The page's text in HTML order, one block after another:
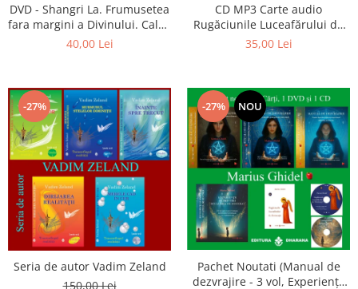
DVD - Shangri La. Frumusetea
fara margini a Divinului. Calea
catre fericire
40,00 Lei
CD MP3 Carte audio
Rugăciunile Luceafărului de
dimineață
35,00 Lei
-27%
Seria de autor Vadim Zeland
150,00 Lei
-27% NOU
Pachet Noutati (Manual de
dezvrajire - 3 vol, Experiențe